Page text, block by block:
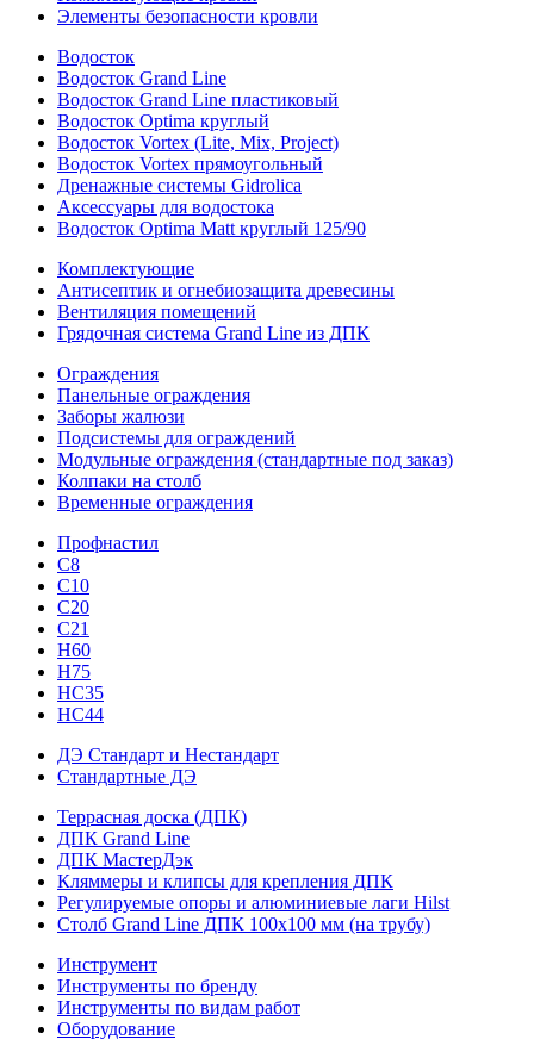
Элементы безопасности кровли
Водосток
Водосток Grand Line
Водосток Grand Line пластиковый
Водосток Optima круглый
Водосток Vortex (Lite, Mix, Project)
Водосток Vortex прямоугольный
Дренажные системы Gidrolica
Аксессуары для водостока
Водосток Optima Matt круглый 125/90
Комплектующие
Антисептик и огнебиозащита древесины
Вентиляция помещений
Грядочная система Grand Line из ДПК
Ограждения
Панельные ограждения
Заборы жалюзи
Подсистемы для ограждений
Модульные ограждения (стандартные под заказ)
Колпаки на столб
Временные ограждения
Профнастил
С8
С10
С20
С21
H60
H75
HС35
НС44
ДЭ Стандарт и Нестандарт
Стандартные ДЭ
Террасная доска (ДПК)
ДПК Grand Line
ДПК МастерДэк
Кляммеры и клипсы для крепления ДПК
Регулируемые опоры и алюминиевые лаги Hilst
Столб Grand Line ДПК 100х100 мм (на трубу)
Инструмент
Инструменты по бренду
Инструменты по видам работ
Оборудование